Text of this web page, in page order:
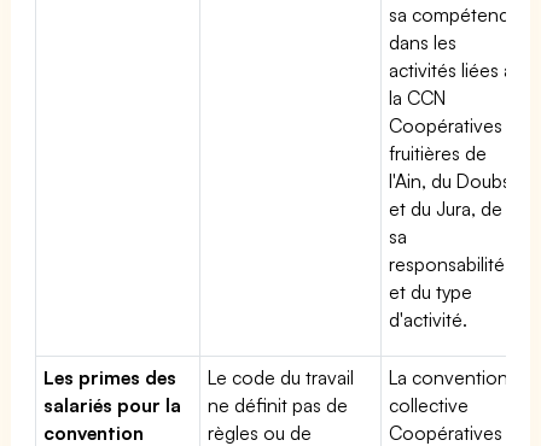
sa compétence
dans les
activités liées à
la CCN
Coopératives
fruitières de
l'Ain, du Doubs
et du Jura, de
sa
responsabilité
et du type
d'activité.
Les primes des
salariés pour la
convention
Le code du travail
ne définit pas de
règles ou de
La convention
collective
Coopératives